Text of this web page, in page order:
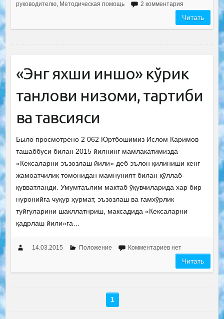
руководителю, Методическая помощь 2 комментария
Читать
«Энг яхши иншо» кўрик
танлови низоми, тартиби
ва тавсияси
Было просмотрено 2 062 Юртбошимиз Ислом Каримов
ташаббуси билан 2015 йилнинг мамлакатимизда
«Кексаларни эъзозлаш йили» деб эълон қилиниши кенг
жамоатчилик томонидан мамнуният билан қўллаб-
қувватланди. Умумтаълим мактаб ўқувчиларида хар бир
нуронийга чуқур ҳурмат, эъзозлаш ва ғамхўрлик
туйғуларини шакллатнриш, максадида «Кексаларни
қадрлаш йили»га…
14.03.2015 Положение Комментариев нет
Читать
1